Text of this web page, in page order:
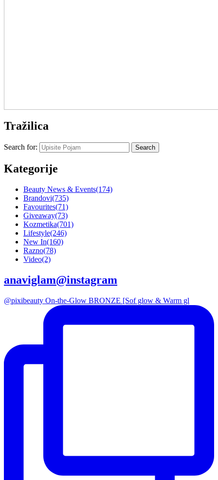
Tražilica
Search for:
Kategorije
Beauty News & Events(174)
Brandovi(735)
Favourites(71)
Giveaway(73)
Kozmetika(701)
Lifestyle(246)
New In(160)
Razno(78)
Video(2)
anaviglam@instagram
@pixibeauty On-the-Glow BRONZE [Sof glow & Warm gl